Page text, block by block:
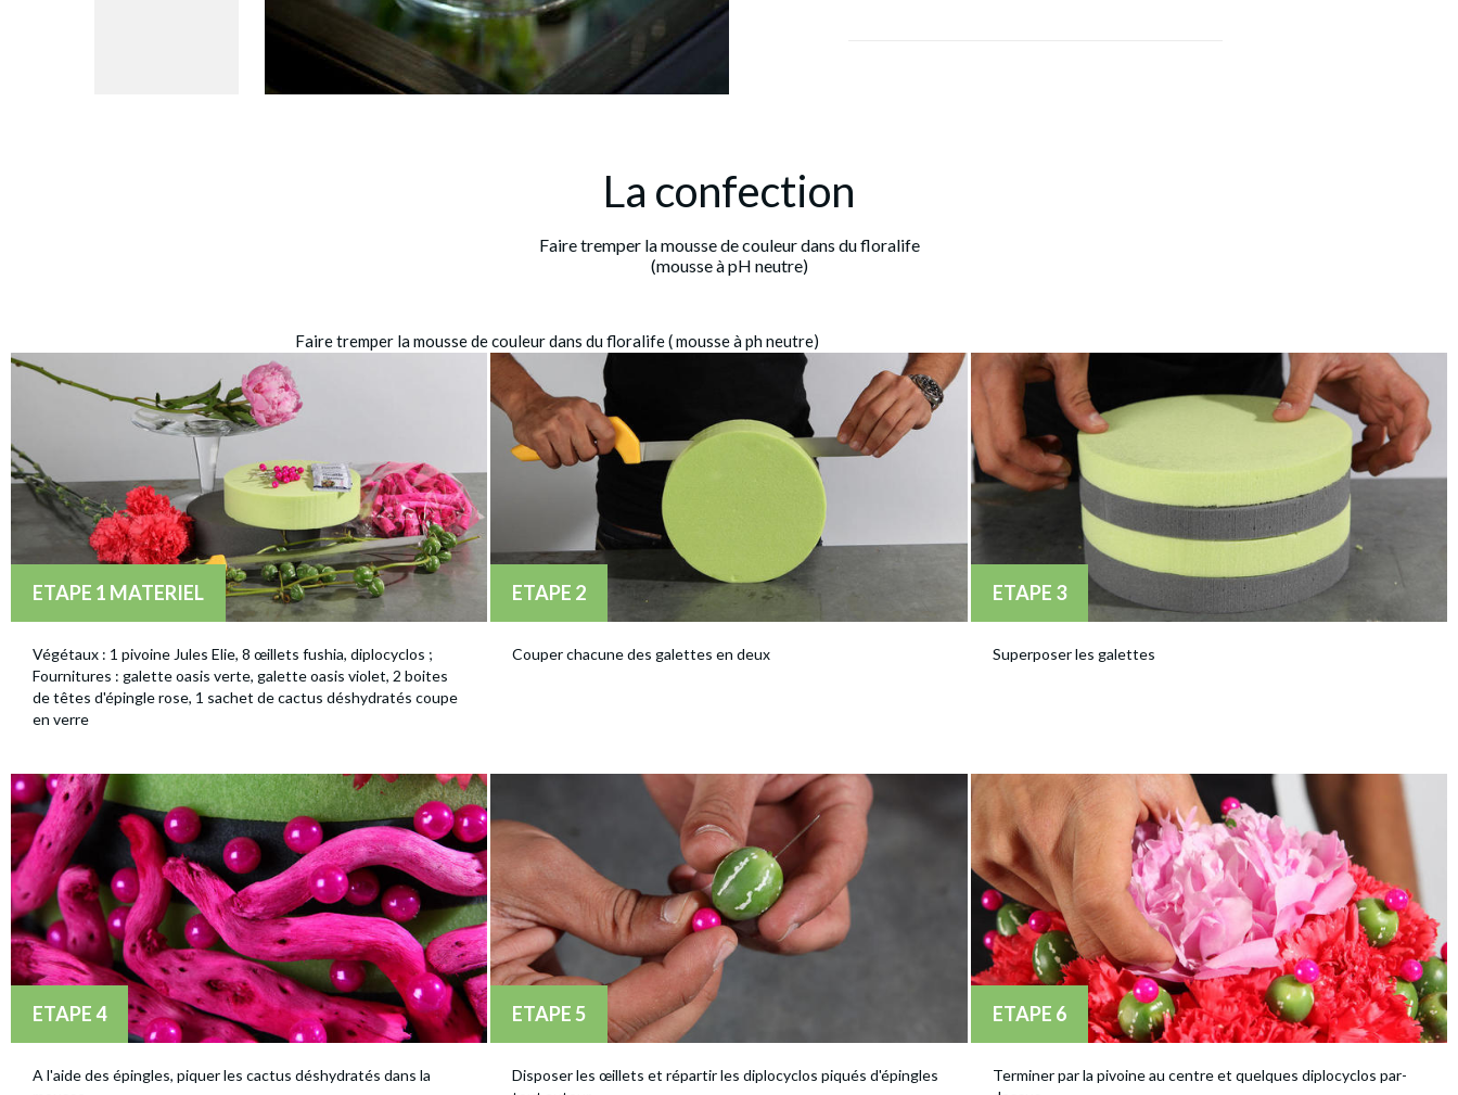
La confection
Faire tremper la mousse de couleur dans du floralife
(mousse à pH neutre)
Faire tremper la mousse de couleur dans du floralife ( mousse à ph neutre)
ETAPE 1 MATERIEL
Végétaux : 1 pivoine Jules Elie, 8 œillets fushia, diplocyclos ;
Fournitures : galette oasis verte, galette oasis violet, 2 boites
de têtes d'épingle rose, 1 sachet de cactus déshydratés coupe
en verre
ETAPE 2
Couper chacune des galettes en deux
ETAPE 3
Superposer les galettes
ETAPE 4
A l'aide des épingles, piquer les cactus déshydratés dans la
ETAPE 5
Disposer les œillets et répartir les diplocyclos piqués d'épingles
ETAPE 6
Terminer par la pivoine au centre et quelques diplocyclos par-